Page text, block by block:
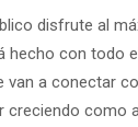
disfrute al
hecho con todo
van a conectar
creciendo como